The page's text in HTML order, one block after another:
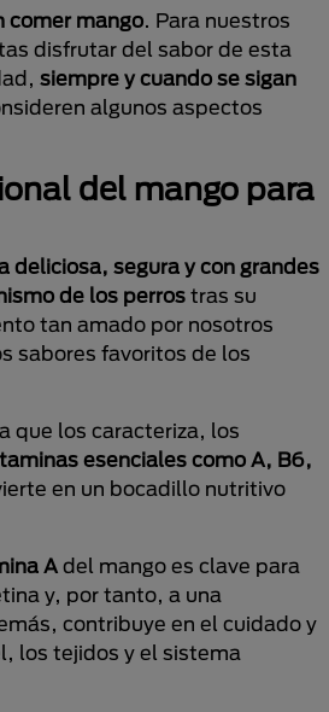
comer mango. Para nuestros
disfrutar del sabor de esta
siempre y cuando se sigan
algunos aspectos
del mango para
deliciosa, segura y con grandes
de los perros tras su
tan amado por nosotros
sabores favoritos de los
que los caracteriza, los
esenciales como A, B6,
en un bocadillo nutritivo
A del mango es clave para
y, por tanto, a una
contribuye en el cuidado y
los tejidos y el sistema